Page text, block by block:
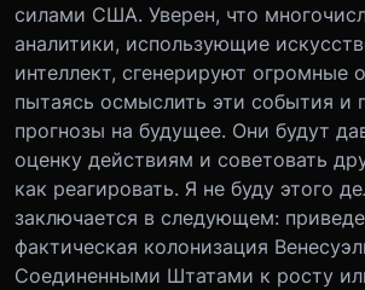
силами США. Уверен, что
аналитики, использующие
интеллект, сгенерируют огромные
пытаясь осмыслить эти события и
прогнозы на будущее. Они будут
оценку действиям и советовать
как реагировать. Я не буду этого
заключается в следующем:
фактическая колонизация
Соединенными Штатами к росту